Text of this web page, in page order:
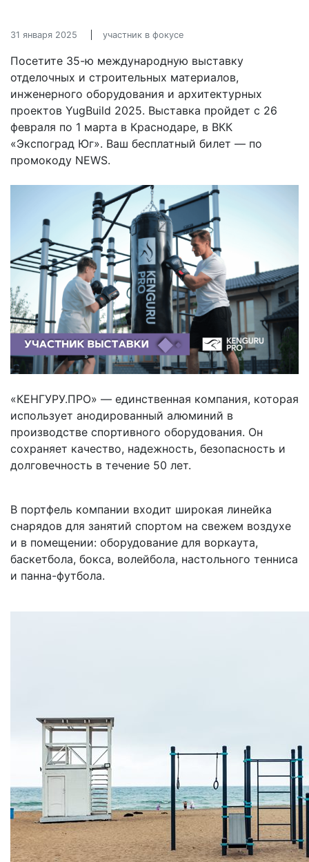
31 января 2025 участник в фокусе
Посетите 35-ю международную выставку
отделочных и строительных материалов,
инженерного оборудования и архитектурных
проектов YugBuild 2025. Выставка пройдет с 26
февраля по 1 марта в Краснодаре, в ВКК
«Экспоград Юг». Ваш бесплатный билет — по
промокоду NEWS.
«КЕНГУРУ.ПРО» — единственная компания, которая
использует анодированный алюминий в
производстве спортивного оборудования. Он
сохраняет качество, надежность, безопасность и
долговечность в течение 50 лет.
В портфель компании входит широкая линейка
снарядов для занятий спортом на свежем воздухе
и в помещении: оборудование для воркаута,
баскетбола, бокса, волейбола, настольного тенниса
и панна-футбола.